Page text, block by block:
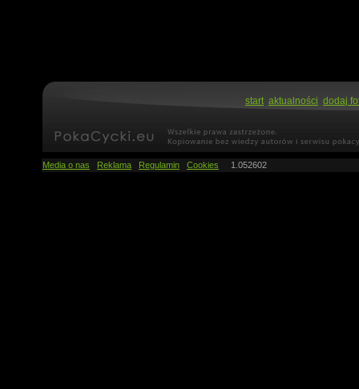
start aktualności dodaj
Media o nas Reklama Regulamin Cookies 1.052602